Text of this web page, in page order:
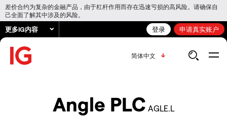
差价合约为复杂的金融产品，由于杠杆作用而存在迅速亏损的高风险。请确保自
己全面了解其中涉及的风险。
更多IG内容 登录 申请真实账户
简体中文
Angle PLC AGLE.L